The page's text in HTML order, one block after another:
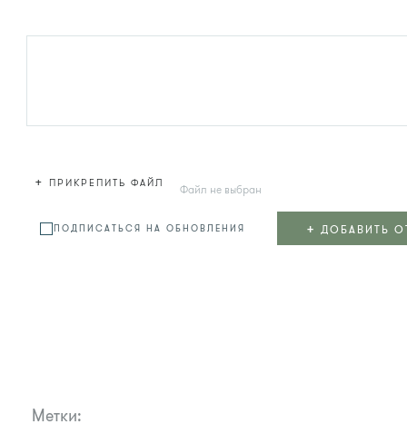
+ ПРИКРЕПИТЬ ФАЙЛ Файл не выбран
ПОДПИСАТЬСЯ НА ОБНОВЛЕНИЯ + ДОБАВИТЬ
Метки: